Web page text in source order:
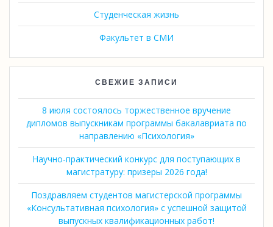
Студенческая жизнь
Факультет в СМИ
СВЕЖИЕ ЗАПИСИ
8 июля состоялось торжественное вручение
дипломов выпускникам программы бакалавриата по
направлению «Психология»
Научно-практический конкурс для поступающих в
магистратуру: призеры 2026 года!
Поздравляем студентов магистерской программы
«Консультативная психология» с успешной защитой
выпускных квалификационных работ!